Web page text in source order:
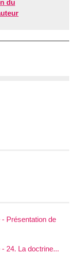
du
Présentation de
24. La doctrine...